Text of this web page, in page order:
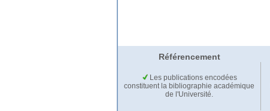
Référencement
Les publications encodées
constituent la bibliographie académique
de l'Université.